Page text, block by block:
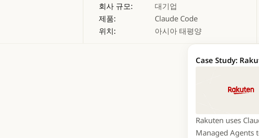
회사 규모:
대기업
제품:
Claude Code
위치:
아시아 태평양
Case Study:
Rakuten uses
Managed Agents
일본의 선도적
소프트웨어 개
코딩 작업을 자
수백만 명의
매니저지원합니